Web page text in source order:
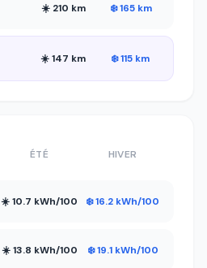
☀️ 210 km ❄️ 165 km
☀️ 147 km ❄️ 115 km
ÉTÉ HIVER
☀️ 10.7 kWh/100 ❄️ 16.2 kWh/100
☀️ 13.8 kWh/100 ❄️ 19.1 kWh/100